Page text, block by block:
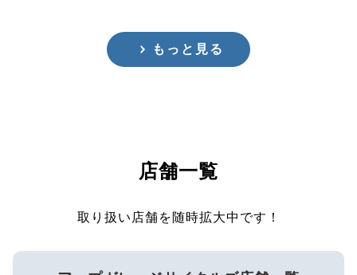
もっと見る
店舗一覧
取り扱い店舗を随時拡大中です！